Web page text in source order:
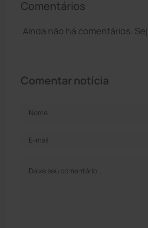
Comentários
Ainda não há comentários.
Comentar notícia